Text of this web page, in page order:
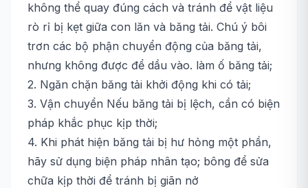
không thể quay đúng cách và tránh để vật liệu
rò rỉ bị kẹt giữa con lăn và băng tải. Chú ý bôi
trơn các bộ phận chuyển động của băng tải,
nhưng không được để dầu vào. làm ố băng tải;
2. Ngăn chặn băng tải khởi động khi có tải;
3. Vận chuyển Nếu băng tải bị lệch, cần có biện
pháp khắc phục kịp thời;
4. Khi phát hiện băng tải bị hư hỏng một phần,
hãy sử dụng biện pháp nhân tạo; bông để sửa
chữa kịp thời để tránh bị giãn nở